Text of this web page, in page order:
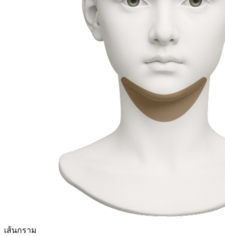
เส้นกราม